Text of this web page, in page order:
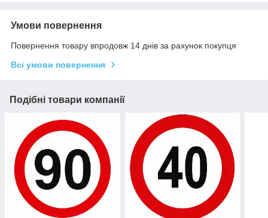
Умови повернення
Повернення товару впродовж 14 днів за рахунок покупця
Всі умови повернення
Подібні товари компанії